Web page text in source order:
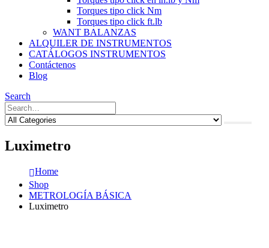
Torques tipo click Nm
Torques tipo click ft.lb
WANT BALANZAS
ALQUILER DE INSTRUMENTOS
CATÁLOGOS INSTRUMENTOS
Contáctenos
Blog
Search
Luximetro
Home
Shop
METROLOGÍA BÁSICA
Luximetro